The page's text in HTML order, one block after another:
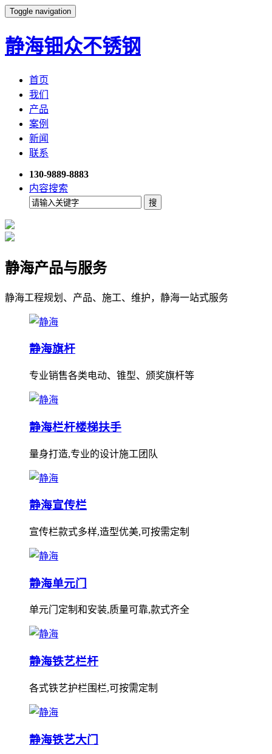
Toggle navigation
静海钿众不锈钢
首页
我们
产品
案例
新闻
联系
130-9889-8883
内容搜索
静海产品与服务
静海工程规划、产品、施工、维护，静海一站式服务
静海旗杆
专业销售各类电动、锥型、颁奖旗杆等
静海栏杆楼梯扶手
量身打造,专业的设计施工团队
静海宣传栏
宣传栏款式多样,造型优美,可按需定制
静海单元门
单元门定制和安装,质量可靠,款式齐全
静海铁艺栏杆
各式铁艺护栏围栏,可按需定制
静海铁艺大门